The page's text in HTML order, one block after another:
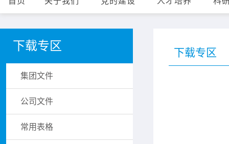
下载专区
集团文件
公司文件
常用表格
下载专区